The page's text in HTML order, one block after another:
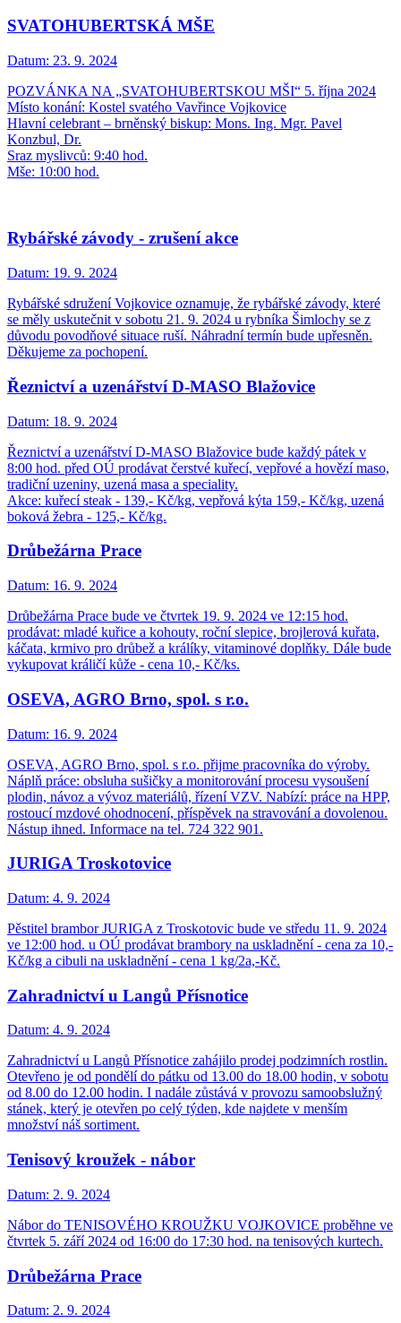
SVATOHUBERTSKÁ MŠE
Datum: 23. 9. 2024
POZVÁNKA NA „SVATOHUBERTSKOU MŠI“ 5. října 2024
Místo konání: Kostel svatého Vavřince Vojkovice
Hlavní celebrant – brněnský biskup: Mons. Ing. Mgr. Pavel
Konzbul, Dr.
Sraz myslivců: 9:40 hod.
Mše: 10:00 hod.
Rybářské závody - zrušení akce
Datum: 19. 9. 2024
Rybářské sdružení Vojkovice oznamuje, že rybářské závody, které
se měly uskutečnit v sobotu 21. 9. 2024 u rybníka Šimlochy se z
důvodu povodňové situace ruší. Náhradní termín bude upřesněn.
Děkujeme za pochopení.
Řeznictví a uzenářství D-MASO Blažovice
Datum: 18. 9. 2024
Řeznictví a uzenářství D-MASO Blažovice bude každý pátek v
8:00 hod. před OÚ prodávat čerstvé kuřecí, vepřové a hovězí maso,
tradiční uzeniny, uzená masa a speciality.
Akce: kuřecí steak - 139,- Kč/kg, vepřová kýta 159,- Kč/kg, uzená
boková žebra - 125,- Kč/kg.
Drůbežárna Prace
Datum: 16. 9. 2024
Drůbežárna Prace bude ve čtvrtek 19. 9. 2024 ve 12:15 hod.
prodávat: mladé kuřice a kohouty, roční slepice, brojlerová kuřata,
káčata, krmivo pro drůbež a králíky, vitaminové doplňky. Dále bude
vykupovat králičí kůže - cena 10,- Kč/ks.
OSEVA, AGRO Brno, spol. s r.o.
Datum: 16. 9. 2024
OSEVA, AGRO Brno, spol. s r.o. přijme pracovníka do výroby.
Náplň práce: obsluha sušičky a monitorování procesu vysoušení
plodin, návoz a vývoz materiálů, řízení VZV. Nabízí: práce na HPP,
rostoucí mzdové ohodnocení, příspěvek na stravování a dovolenou.
Nástup ihned. Informace na tel. 724 322 901.
JURIGA Troskotovice
Datum: 4. 9. 2024
Pěstitel brambor JURIGA z Troskotovic bude ve středu 11. 9. 2024
ve 12:00 hod. u OÚ prodávat brambory na uskladnění - cena za 10,-
Kč/kg a cibuli na uskladnění - cena 1 kg/2a,-Kč.
Zahradnictví u Langů Přísnotice
Datum: 4. 9. 2024
Zahradnictví u Langů Přísnotice zahájilo prodej podzimních rostlin.
Otevřeno je od pondělí do pátku od 13.00 do 18.00 hodin, v sobotu
od 8.00 do 12.00 hodin. I nadále zůstává v provozu samoobslužný
stánek, který je otevřen po celý týden, kde najdete v menším
množství náš sortiment.
Tenisový kroužek - nábor
Datum: 2. 9. 2024
Nábor do TENISOVÉHO KROUŽKU VOJKOVICE proběhne ve
čtvrtek 5. září 2024 od 16:00 do 17:30 hod. na tenisových kurtech.
Drůbežárna Prace
Datum: 2. 9. 2024